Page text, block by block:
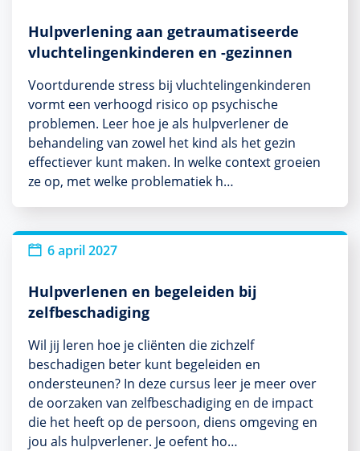
Hulpverlening aan getraumatiseerde
vluchtelingenkinderen en -gezinnen
Voortdurende stress bij vluchtelingenkinderen
vormt een verhoogd risico op psychische
problemen. Leer hoe je als hulpverlener de
behandeling van zowel het kind als het gezin
effectiever kunt maken. In welke context groeien
ze op, met welke problematiek h…
6 april 2027
Hulpverlenen en begeleiden bij
zelfbeschadiging
Wil jij leren hoe je cliënten die zichzelf
beschadigen beter kunt begeleiden en
ondersteunen? In deze cursus leer je meer over
de oorzaken van zelfbeschadiging en de impact
die het heeft op de persoon, diens omgeving en
jou als hulpverlener. Je oefent ho…